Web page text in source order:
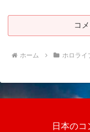
コ
ホーム ホロライ
日本の